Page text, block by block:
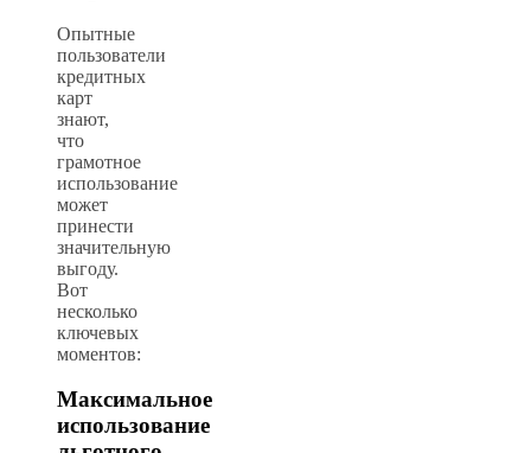
Опытные
пользователи
кредитных
карт
знают,
что
грамотное
использование
может
принести
значительную
выгоду.
Вот
несколько
ключевых
моментов:
Максимальное
использование